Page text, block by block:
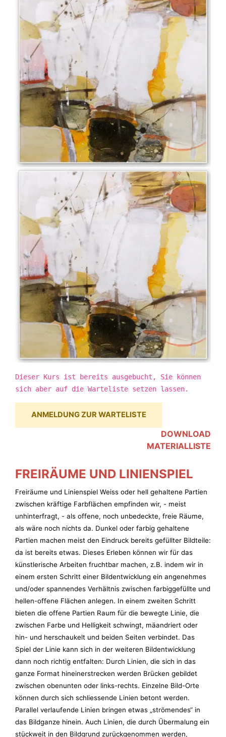
Dieser Kurs ist bereits ausgebucht, Sie können
sich aber auf die Warteliste setzen lassen.
ANMELDUNG ZUR WARTELISTE
DOWNLOAD
MATERIALLISTE
FREIRÄUME UND LINIENSPIEL
Freiräume und Linienspiel Weiss oder hell gehaltene Partien
zwischen kräftige Farbflächen empfinden wir, - meist
unhinterfragt, - als offene, noch unbedeckte, freie Räume,
als wäre noch nichts da. Dunkel oder farbig gehaltene
Partien machen meist den Eindruck bereits gefüllter Bildteile:
da ist bereits etwas. Dieses Erleben können wir für das
künstlerische Arbeiten fruchtbar machen, z.B. indem wir in
einem ersten Schritt einer Bildentwicklung ein angenehmes
und/oder spannendes Verhältnis zwischen farbiggefüllte und
hellen-offene Flächen anlegen. In einem zweiten Schritt
bieten die offene Partien Raum für die bewegte Linie, die
zwischen Farbe und Helligkeit schwingt, mäandriert oder
hin- und herschaukelt und beiden Seiten verbindet. Das
Spiel der Linie kann sich in der weiteren Bildentwicklung
dann noch richtig entfalten: Durch Linien, die sich in das
ganze Format hineinerstrecken werden Brücken gebildet
zwischen obenunten oder links-rechts. Einzelne Bild-Orte
können durch sich schliessende Linien betont werden.
Parallel verlaufende Linien bringen etwas „strömendes“ in
das Bildganze hinein. Auch Linien, die durch Übermalung ein
stückweit in den Bildgrund zurückgenommen werden,